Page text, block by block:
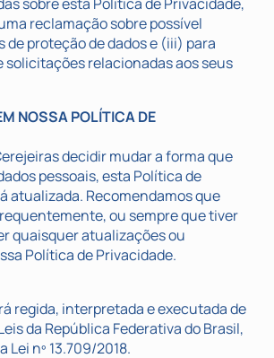
reclamação sobre possível
de proteção de dados e (iii) para
relacionadas aos seus
NOSSA POLÍTICA DE
decidir mudar a forma que
pessoais, esta Política de
atualizada. Recomendamos que
ou sempre que tiver
quaisquer atualizações ou
Política de Privacidade.
regida, interpretada e executada de
da República Federativa do Brasil,
Lei nº 13.709/2018.